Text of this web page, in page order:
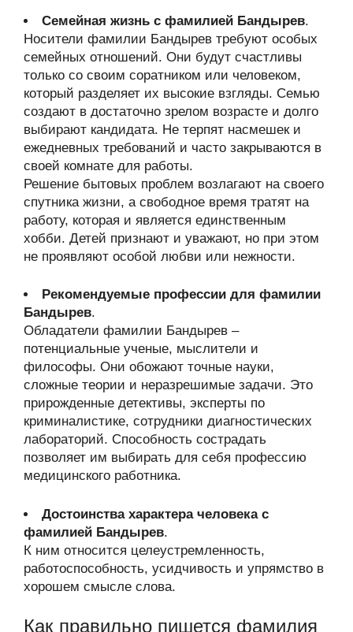
Семейная жизнь с фамилией Бандырев.
Носители фамилии Бандырев требуют особых
семейных отношений. Они будут счастливы
только со своим соратником или человеком,
который разделяет их высокие взгляды. Семью
создают в достаточно зрелом возрасте и долго
выбирают кандидата. Не терпят насмешек и
ежедневных требований и часто закрываются в
своей комнате для работы.
Решение бытовых проблем возлагают на своего
спутника жизни, а свободное время тратят на
работу, которая и является единственным
хобби. Детей признают и уважают, но при этом
не проявляют особой любви или нежности.
Рекомендуемые профессии для фамилии
Бандырев.
Обладатели фамилии Бандырев –
потенциальные ученые, мыслители и
философы. Они обожают точные науки,
сложные теории и неразрешимые задачи. Это
прирожденные детективы, эксперты по
криминалистике, сотрудники диагностических
лабораторий. Способность сострадать
позволяет им выбирать для себя профессию
медицинского работника.
Достоинства характера человека с
фамилией Бандырев.
К ним относится целеустремленность,
работоспособность, усидчивость и упрямство в
хорошем смысле слова.
Как правильно пишется фамилия